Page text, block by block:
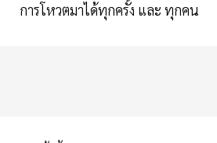
การโหวตมาได้ทุกครั้ง และ ทุกคน